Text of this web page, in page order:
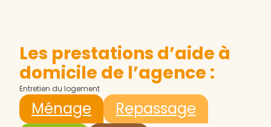
Les prestations d’aide à
domicile de l’agence :
Entretien du logement
Ménage
Repassage